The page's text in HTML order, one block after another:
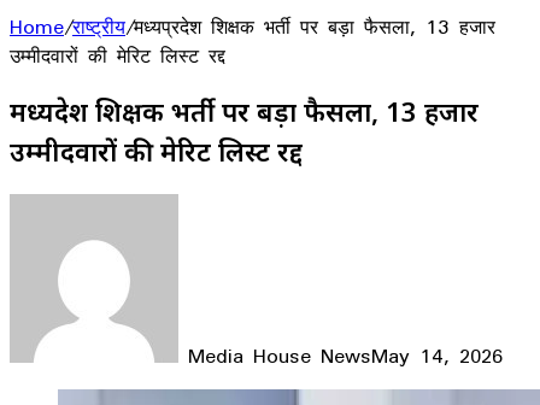
Home/राष्ट्रीय/मध्यप्रदेश शिक्षक भर्ती पर बड़ा फैसला, 13 हजार
उम्मीदवारों की मेरिट लिस्ट रद्द
मध्यप्रदेश शिक्षक भर्ती पर बड़ा फैसला, 13 हजार
उम्मीदवारों की मेरिट लिस्ट रद्द
Media House NewsMay 14, 2026
Facebook
LinkedIn
WhatsApp
Telegram